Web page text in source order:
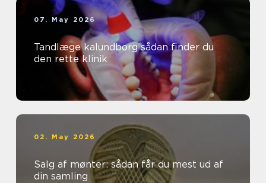
07. May 2026
Tandlæge kalundborg sådan finder du
den rette klinik
02. May 2026
Salg af mønter: sådan får du mest ud af
din samling